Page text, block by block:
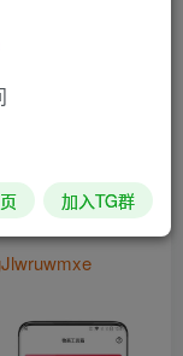
，根据您的需要
换文字就能生成
便使用加入TG群